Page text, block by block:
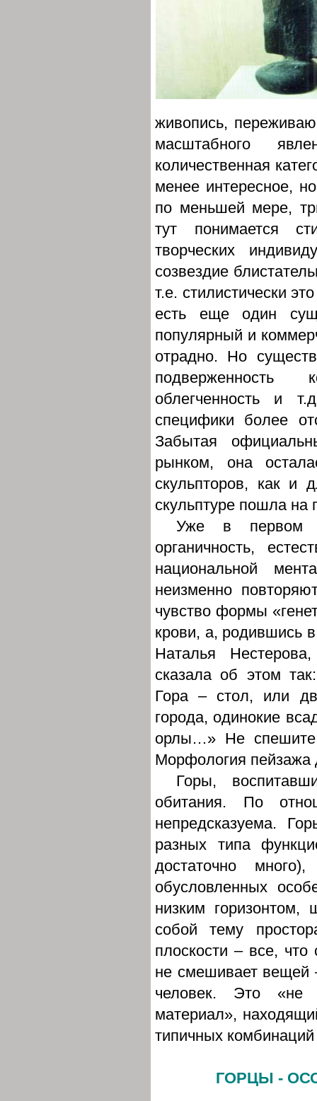
живопись,
масштабного
количественная
менее интересное,
по меньшей мере,
тут понимается
творческих
созвездие
т.е. стилистически
есть еще один
популярный и
отрадно. Но
подверженность
облегченность и
специфики более
Забытая
рынком, она
скульпторов, как и
скульптуре пошла на
Уже в первом
органичность,
национальной
неизменно
чувство формы
крови, а, родившись
Наталья
сказала об этом
Гора – стол, или
города, одинокие
орлы…» Не спешите
Морфология пейзажа
Горы,
обитания. По
непредсказуема.
разных типа
достаточно
обусловленных
низким горизонтом,
собой тему
плоскости – все, что
не смешивает вещей
человек. Это «не
материал»,
типичных
ГОРЦЫ -